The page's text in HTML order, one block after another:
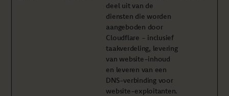
deel uit van de
diensten die worden
aangeboden door
Cloudflare - inclusief
taakverdeling, levering
van website-inhoud
en leveren van een
DNS-verbinding voor
website-exploitanten.